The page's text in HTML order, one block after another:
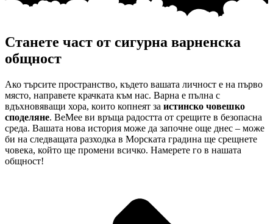
Станете част от сигурна варненска
общност
Ако търсите пространство, където вашата личност е на първо
място, направете крачката към нас. Варна е пълна с
вдъхновяващи хора, които копнеят за истинско човешко
споделяне. BeMee ви връща радостта от срещите в безопасна
среда. Вашата нова история може да започне още днес – може
би на следващата разходка в Морската градина ще срещнете
човека, който ще промени всичко. Намерете го в нашата
общност!